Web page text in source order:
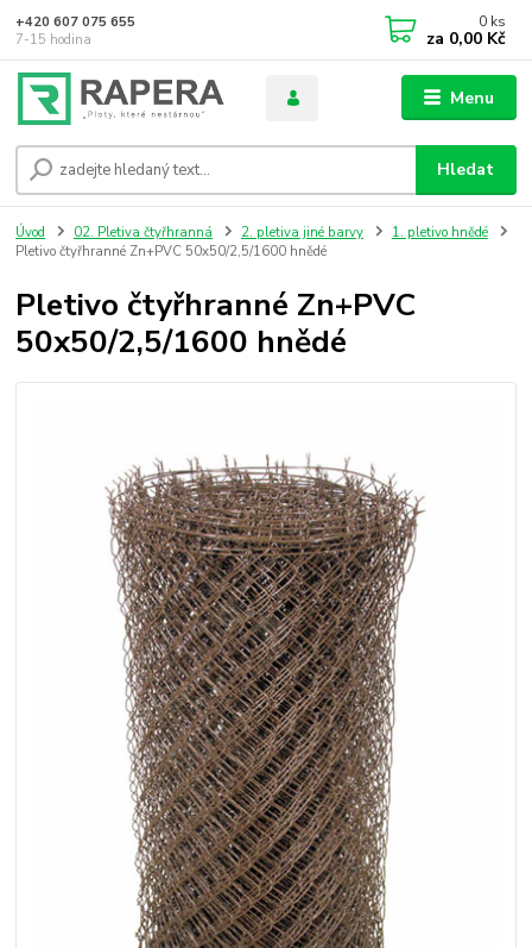
Menu
Hledat
+420 607 075 655
7-15 hodina
0 ks
za 0,00 Kč
Úvod 02. Pletiva čtyřhranná 2. pletiva jiné barvy
1. pletivo hnědé
Pletivo čtyřhranné Zn+PVC 50x50/2,5/1600 hnědé
Pletivo čtyřhranné Zn+PVC
50x50/2,5/1600 hnědé